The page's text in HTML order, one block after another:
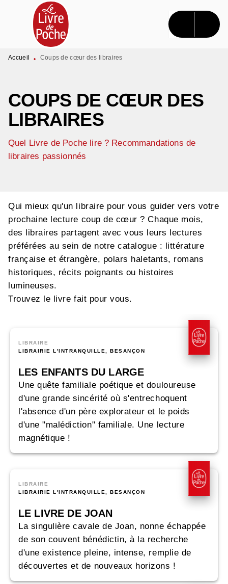
MENU RECHERCHE CONTENU
PIED DE PAGE
Accueil • Coups de cœur des libraires
COUPS DE CŒUR DES
LIBRAIRES
Quel Livre de Poche lire ? Recommandations de
libraires passionnés
Qui mieux qu'un libraire pour vous guider vers votre
prochaine lecture coup de cœur ? Chaque mois,
des libraires partagent avec vous leurs lectures
préférées au sein de notre catalogue : littérature
française et étrangère, polars haletants, romans
historiques, récits poignants ou histoires
lumineuses.
Trouvez le livre fait pour vous.
LIBRAIRE
LIBRAIRIE L'INTRANQUILLE, BESANÇON
LES ENFANTS DU LARGE
Une quête familiale poétique et douloureuse
d'une grande sincérité où s'entrechoquent
l'absence d'un père explorateur et le poids
d'une "malédiction" familiale. Une lecture
magnétique !
LIBRAIRE
LIBRAIRIE L'INTRANQUILLE, BESANÇON
LE LIVRE DE JOAN
La singulière cavale de Joan, nonne échappée
de son couvent bénédictin, à la recherche
d'une existence pleine, intense, remplie de
découvertes et de nouveaux horizons !